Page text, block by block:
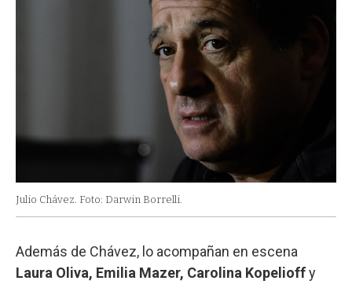
Julio Chávez. Foto: Darwin Borrelli.
Además de Chávez, lo acompañan en escena
Laura Oliva, Emilia Mazer, Carolina Kopelioffy